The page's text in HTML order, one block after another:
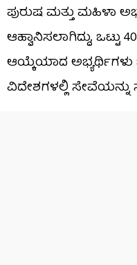
ಪುರುಷ ಮತ್ತು ಮಹಿಳಾ
ಆಹ್ವಾನಿಸಲಾಗಿದ್ದು, ಒಟ್ಟು
ಆಯ್ಕೆಯಾದ ಅಭ್ಯರ್ಥಿಗಳು
ವಿದೇಶಗಳಲ್ಲಿ ಸೇವೆಯನ್ನು